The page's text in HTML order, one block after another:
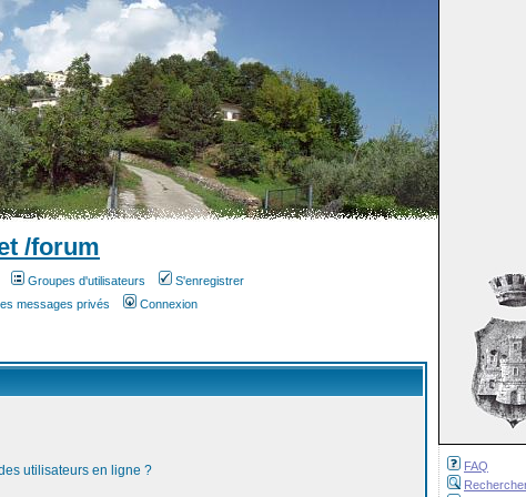
FAQ
/forum
Groupes d'utilisateurs
S'enregistrer
messages privés Connexion
utilisateurs en ligne ?